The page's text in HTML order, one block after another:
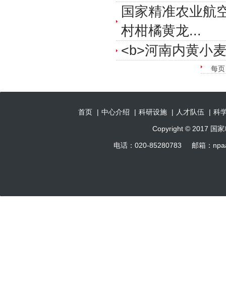
国家精准农业航
村柑橘黄龙...
<b>河南内黄小
每
首页 | 中心介绍 | 科研设施 | 人才队伍 | 科
Copyright © 2017 国
电话：020-85280783 邮箱：